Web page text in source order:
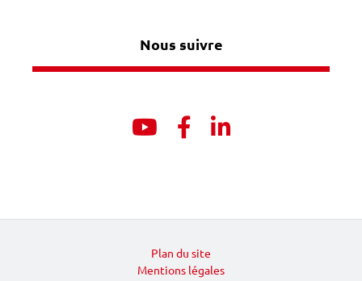
Nous suivre
YoutubeFacebook
Linkedin
Plan du site
Mentions légales